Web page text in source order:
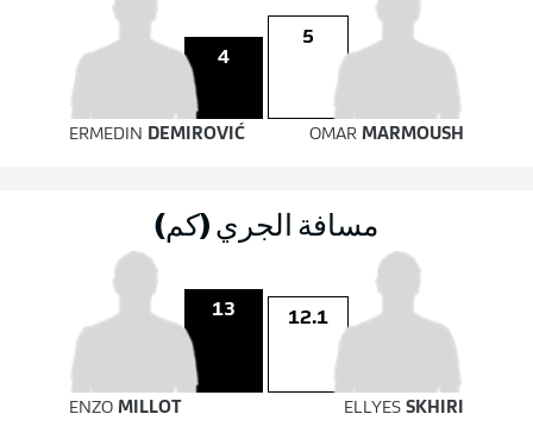
5
4
ERMEDIN DEMIROVIĆ OMARMARMOUSH
مسافة الجري (كم)
12.1
13
ENZO MILLOT ELLYESSKHIRI